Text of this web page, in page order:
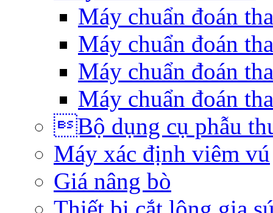
Máy chuẩn đoán
Máy chuẩn đoán
Máy chuẩn đoán
Máy chuẩn đoán
Bộ dụng cụ phẫu
Máy xác định viêm vú
Giá nâng bò